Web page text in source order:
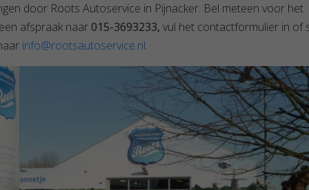
door Roots Autoservice in Pijnacker. Bel meteen voor het
afspraak naar 015-3693233, vul het contactformulier in of
info@rootsautoservice.nl.